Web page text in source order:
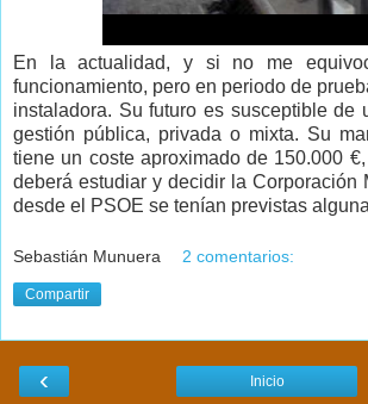
En la actualidad, y si no me
funcionamiento, pero en periodo de
instaladora. Su futuro es susceptible de
gestión pública, privada o mixta. Su
tiene un coste aproximado de 150.000
deberá estudiar y decidir la Corporación
desde el PSOE se tenían previstas
Sebastián Munuera 2 comentarios:
Compartir
‹ Inicio